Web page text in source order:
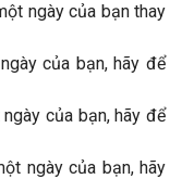
ngày của bạn thay
của bạn, hãy để
của bạn, hãy để
ngày của bạn, hãy